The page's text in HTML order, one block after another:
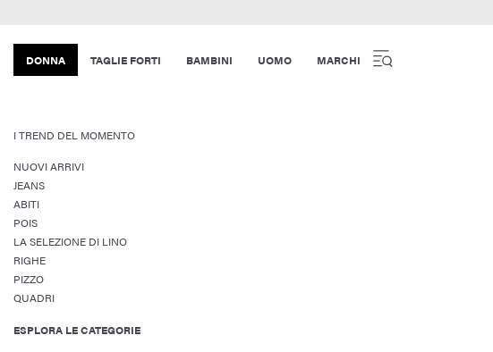
DONNA TAGLIE FORTI BAMBINI UOMO MARCHI
I TREND DEL MOMENTO
NUOVI ARRIVI
JEANS
ABITI
POIS
LA SELEZIONE DI LINO
RIGHE
PIZZO
QUADRI
ESPLORA LE CATEGORIE